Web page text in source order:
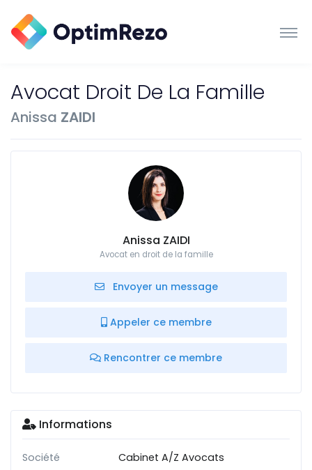
Avocat Droit De La Famille
Anissa ZAIDI
Anissa ZAIDI
Avocat en droit de la famille
Envoyer un message
Appeler ce membre
Rencontrer ce membre
Informations
Société
Cabinet A/Z Avocats